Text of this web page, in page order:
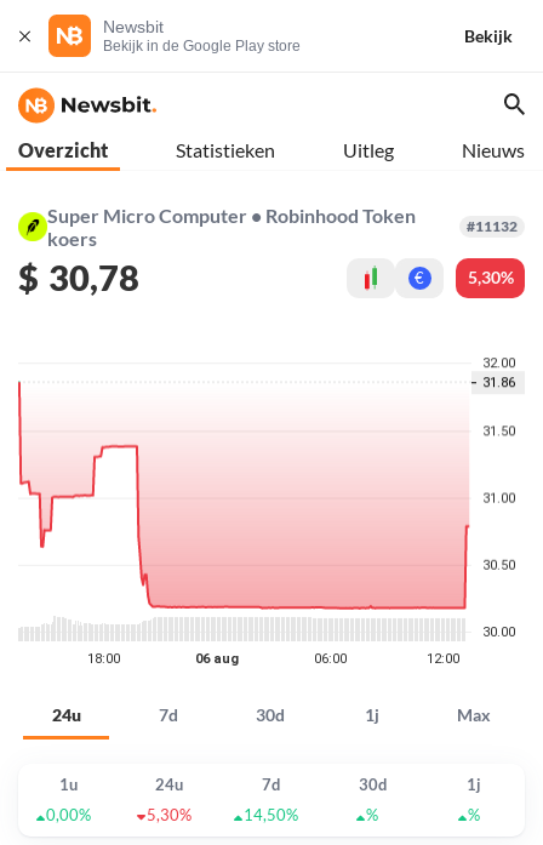
Newsbit
Bekijk in de Google Play store
Bekijk
Overzicht Statistieken Uitleg Nieuws
Super Micro Computer • Robinhood Token
koers
#11132
$ 30,78 € 5,30%
24u 7d 30d 1j Max
1u 24u 7d 30d
1j
0,00%
5,30% 14,50% % %